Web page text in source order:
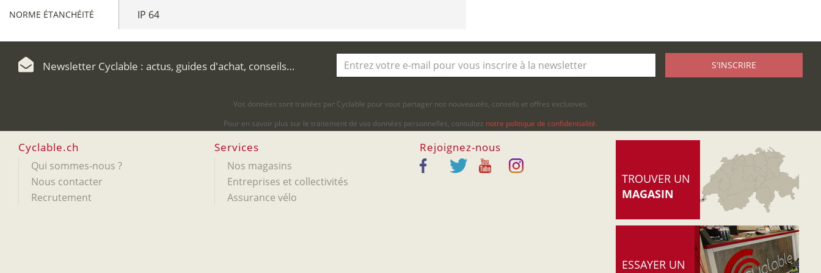
NORME ÉTANCHÉITÉ IP 64
Newsletter Cyclable : actus, guides d'achat, conseils… S'INSCRIRE
Vos données sont traitées par Cyclable pour vous partager nos nouveautés, conseils et offres exclusives.
Pour en savoir plus sur le traitement de vos données personnelles, consultez notre politique de confidentialité.
Cyclable.ch
Qui sommes-nous ?
Nous contacter
Recrutement
Services
Nos magasins
Entreprises et collectivités
Assurance vélo
Rejoignez-nous
TROUVER UN
MAGASIN
ESSAYER UN